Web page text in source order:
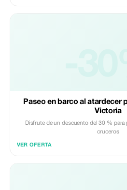
Paseo en barco al atardecer
Victoria
Disfrute de un descuento del 30 %
cruceros
VER OFERTA